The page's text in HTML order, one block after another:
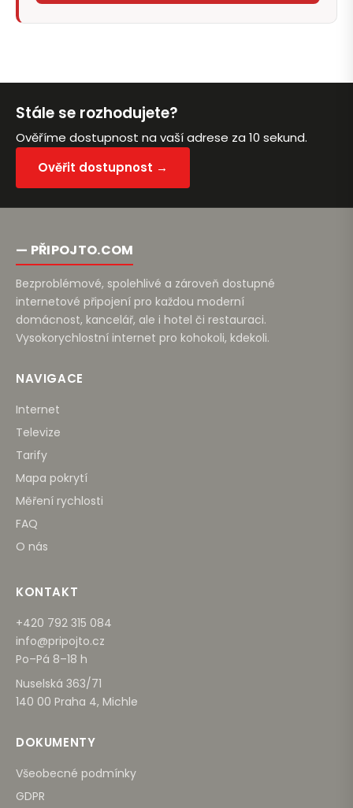
Stále se rozhodujete?
Ověříme dostupnost na vaší adrese za 10 sekund.
Ověřit dostupnost →
— PŘIPOJTO.COM
Bezproblémové, spolehlivé a zároveň dostupné
internetové připojení pro každou moderní
domácnost, kancelář, ale i hotel či restauraci.
Vysokorychlostní internet pro kohokoli, kdekoli.
NAVIGACE
Internet
Televize
Tarify
Mapa pokrytí
Měření rychlosti
FAQ
O nás
KONTAKT
+420 792 315 084
info@pripojto.cz
Po–Pá 8–18 h
Nuselská 363/71
140 00 Praha 4, Michle
DOKUMENTY
Všeobecné podmínky
GDPR